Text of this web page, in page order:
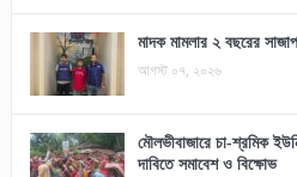
মাদক মামলার ২ বছরের
আগস্ট ০৭, ২০২৬
মৌলভীবাজারে চা-শ্রমিক
দাবিতে সমাবেশ ও বিক্ষোভ